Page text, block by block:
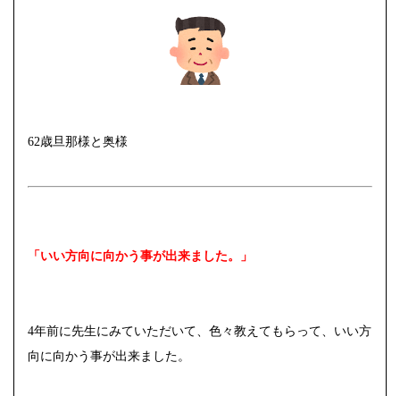
62歳旦那様と奥様
「いい方向に向かう事が出来ました。」
4年前に先生にみていただいて、色々教えてもらって、いい方
向に向かう事が出来ました。